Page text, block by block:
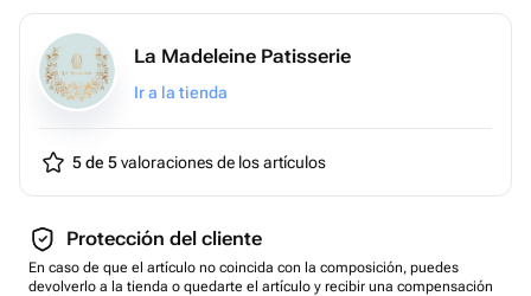
La Madeleine Patisserie
Ir a la tienda
5 de 5valoraciones de los artículos
Protección del cliente
En caso de que el artículo no coincida con la composición, puedes
devolverlo a la tienda o quedarte el artículo y recibir una compensación